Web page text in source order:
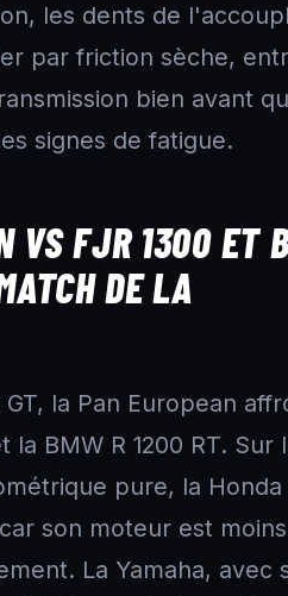
les dents de
par friction sèche,
bien avant
signes de fatigue.
VS FJR 1300 ET
DE LA
la Pan European
la BMW R 1200 RT. Sur
pure, la Honda
son moteur est moins
La Yamaha, avec